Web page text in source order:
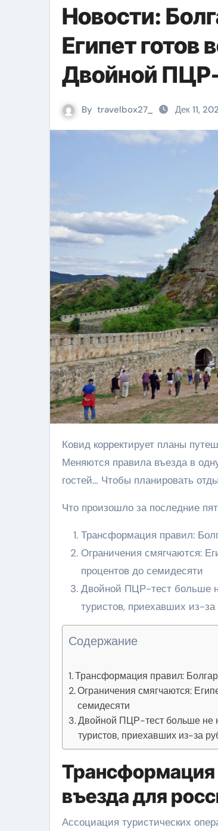
Новости:
Египет готов
Двойной
By travelbox27_ Дек 11,
Ковид корректирует планы путешественников. Лента туристических новостей обновляется каждый день.
Меняются правила въезда в
гостей… Чтобы планировать
Что произошло за последние
Трансформация правил:
Ограничения смягчаются:
процентов до семидесяти
Двойной ПЦР-тест больше
туристов, приехавших из-
Содержание
Трансформация правил:
Ограничения смягчаются:
семидесяти
Двойной ПЦР-тест больше не
туристов, приехавших из-за
Трансформация
въезда для
Ассоциация туристических